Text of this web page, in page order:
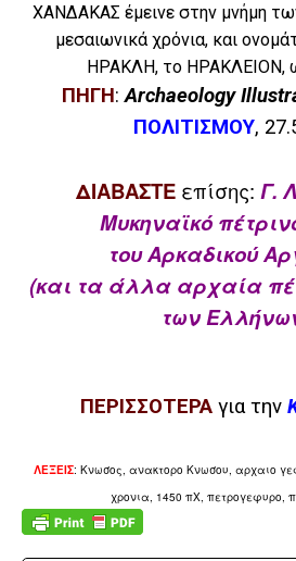
ΧΑΝΔΑΚΑΣ έμεινε στην μνήμη
μεσαιωνικά χρόνια, και
ΗΡΑΚΛΗ, το ΗΡΑΚΛΕΙΟΝ,
ΠΗΓΗ:Archaeology
ΠΟΛΙΤΙΣΜΟΥ,
ΔΙΑΒΑΣΤΕ επίσης: Γ.
Μυκηναϊκό
του Αρκαδικού
(και τα άλλα αρχαία
των
ΠΕΡΙΣΣΟΤΕΡΑ για την
ΛΕΞΕΙΣ: Κνωσος, ανακτορο Κνωσου, αρχαιο
χρονια, 1450 πΧ, πετρογεφυρο,